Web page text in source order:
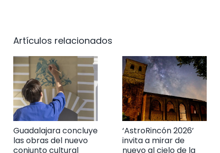
Artículos relacionados
Guadalajara concluye
las obras del nuevo
conjunto cultural
‘AstroRincón 2026’
invita a mirar de
nuevo al cielo de la